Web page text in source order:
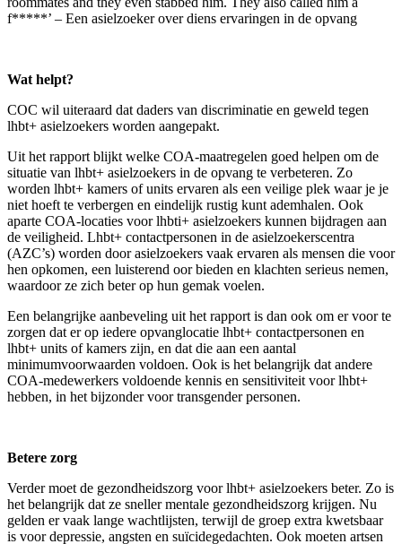
f*****’ – Een asielzoeker over diens ervaringen in de opvang
Wat helpt?
COC wil uiteraard dat daders van discriminatie en geweld tegen
lhbt+ asielzoekers worden aangepakt.
Uit het rapport blijkt welke COA-maatregelen goed helpen om de
situatie van lhbt+ asielzoekers in de opvang te verbeteren. Zo
worden lhbt+ kamers of units ervaren als een veilige plek waar je je
niet hoeft te verbergen en eindelijk rustig kunt ademhalen. Ook
aparte COA-locaties voor lhbti+ asielzoekers kunnen bijdragen aan
de veiligheid. Lhbt+ contactpersonen in de asielzoekerscentra
(AZC’s) worden door asielzoekers vaak ervaren als mensen die voor
hen opkomen, een luisterend oor bieden en klachten serieus nemen,
waardoor ze zich beter op hun gemak voelen.
Een belangrijke aanbeveling uit het rapport is dan ook om er voor te
zorgen dat er op iedere opvanglocatie lhbt+ contactpersonen en
lhbt+ units of kamers zijn, en dat die aan een aantal
minimumvoorwaarden voldoen. Ook is het belangrijk dat andere
COA-medewerkers voldoende kennis en sensitiviteit voor lhbt+
hebben, in het bijzonder voor transgender personen.
Betere zorg
Verder moet de gezondheidszorg voor lhbt+ asielzoekers beter. Zo is
het belangrijk dat ze sneller mentale gezondheidszorg krijgen. Nu
gelden er vaak lange wachtlijsten, terwijl de groep extra kwetsbaar
is voor depressie, angsten en suïcidegedachten. Ook moeten artsen